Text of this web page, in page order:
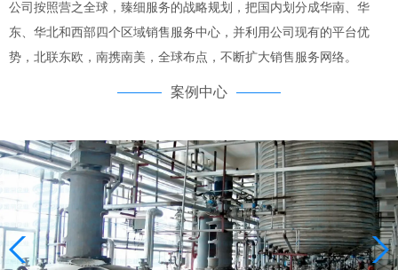
公司按照营之全球，臻细服务的战略规划，把国内划分成华南、华
东、华北和西部四个区域销售服务中心，并利用公司现有的平台优
势，北联东欧，南携南美，全球布点，不断扩大销售服务网络。
案例中心